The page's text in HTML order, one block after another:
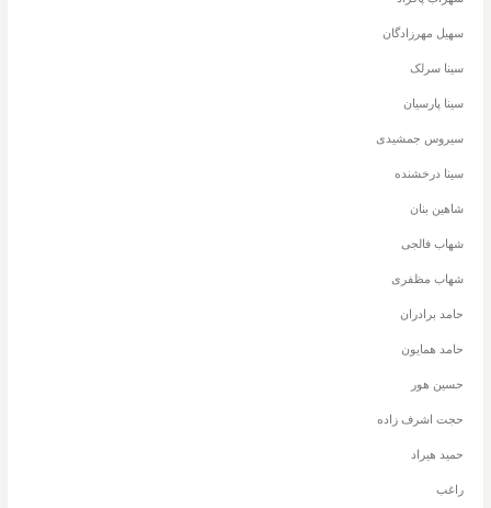
سهیل مهرزادگان
سینا سرلک
سینا پارسیان
سیروس جمشیدی
سینا درخشنده
شاهین بنان
شهاب فالجی
شهاب مظفری
حامد برادران
حامد همایون
حسین هور
حجت اشرف زاده
حمید هیراد
راغب